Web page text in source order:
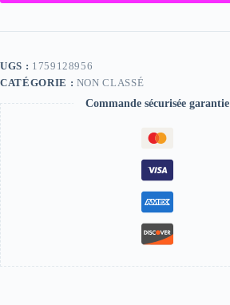
UGS : 1759128956
CATÉGORIE : NON CLASSÉ
Commande sécurisée garantie